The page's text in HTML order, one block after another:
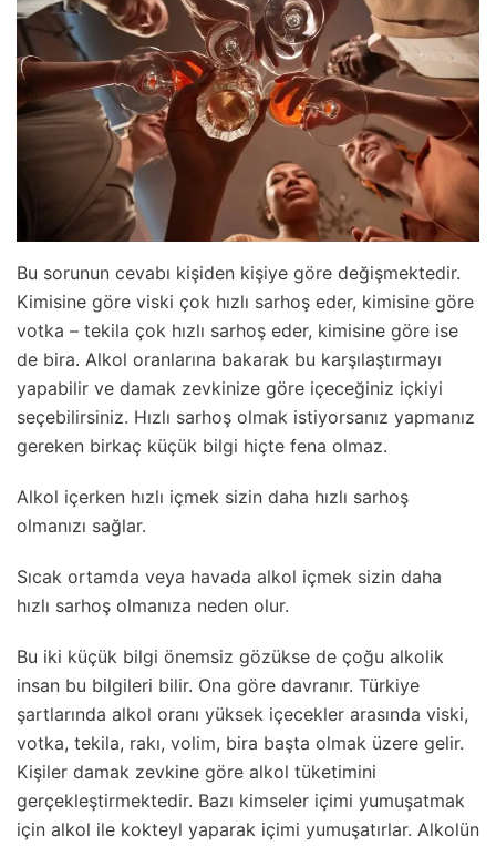
Bu sorunun cevabı kişiden kişiye göre değişmektedir.
Kimisine göre viski çok hızlı sarhoş eder, kimisine göre
votka – tekila çok hızlı sarhoş eder, kimisine göre ise
de bira. Alkol oranlarına bakarak bu karşılaştırmayı
yapabilir ve damak zevkinize göre içeceğiniz içkiyi
seçebilirsiniz. Hızlı sarhoş olmak istiyorsanız yapmanız
gereken birkaç küçük bilgi hiçte fena olmaz.
Alkol içerken hızlı içmek sizin daha hızlı sarhoş
olmanızı sağlar.
Sıcak ortamda veya havada alkol içmek sizin daha
hızlı sarhoş olmanıza neden olur.
Bu iki küçük bilgi önemsiz gözükse de çoğu alkolik
insan bu bilgileri bilir. Ona göre davranır. Türkiye
şartlarında alkol oranı yüksek içecekler arasında viski,
votka, tekila, rakı, volim, bira başta olmak üzere gelir.
Kişiler damak zevkine göre alkol tüketimini
gerçekleştirmektedir. Bazı kimseler içimi yumuşatmak
için alkol ile kokteyl yaparak içimi yumuşatırlar. Alkolün